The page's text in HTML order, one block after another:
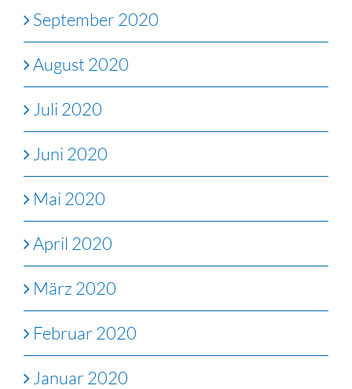
September 2020
August 2020
Juli 2020
Juni 2020
Mai 2020
April 2020
März 2020
Februar 2020
Januar 2020